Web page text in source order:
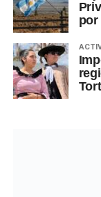
por